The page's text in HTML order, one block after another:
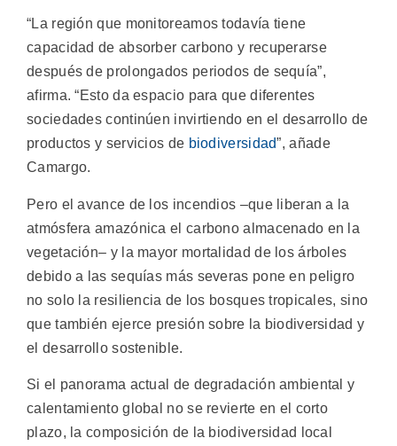
“La región que monitoreamos todavía tiene
capacidad de absorber carbono y recuperarse
después de prolongados periodos de sequía”,
afirma. “Esto da espacio para que diferentes
sociedades continúen invirtiendo en el desarrollo de
productos y servicios de biodiversidad”, añade
Camargo.
Pero el avance de los incendios –que liberan a la
atmósfera amazónica el carbono almacenado en la
vegetación– y la mayor mortalidad de los árboles
debido a las sequías más severas pone en peligro
no solo la resiliencia de los bosques tropicales, sino
que también ejerce presión sobre la biodiversidad y
el desarrollo sostenible.
Si el panorama actual de degradación ambiental y
calentamiento global no se revierte en el corto
plazo, la composición de la biodiversidad local